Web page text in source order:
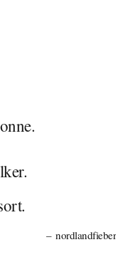
nordlandfieber